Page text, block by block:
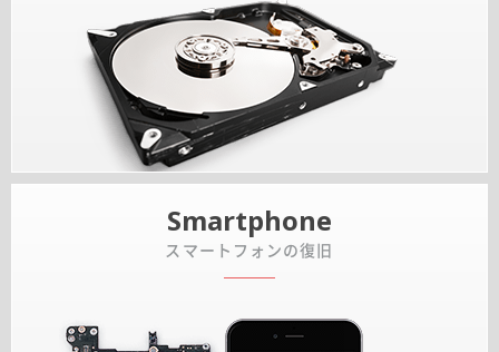
Smartphone
スマートフォンの復旧